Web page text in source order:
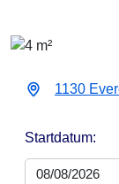
1130
Startdatum: